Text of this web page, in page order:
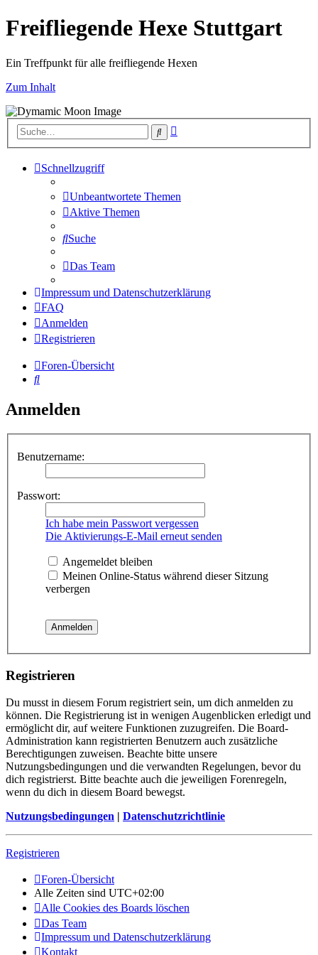
Freifliegende Hexe Stuttgart
Ein Treffpunkt für alle freifliegende Hexen
Zum Inhalt
Suche
Schnellzugriff
Unbeantwortete Themen
Aktive Themen
Suche
Das Team
Impressum und Datenschutzerklärung
FAQ
Anmelden
Registrieren
Foren-Übersicht
Suche
Anmelden
Benutzername:
Passwort:
Ich habe mein Passwort vergessen
Die Aktivierungs-E-Mail erneut senden
Angemeldet bleiben
Meinen Online-Status während dieser Sitzung
verbergen
Registrieren
Du musst in diesem Forum registriert sein, um dich anmelden zu
können. Die Registrierung ist in wenigen Augenblicken erledigt und
ermöglicht dir, auf weitere Funktionen zuzugreifen. Die Board-
Administration kann registrierten Benutzern auch zusätzliche
Berechtigungen zuweisen. Beachte bitte unsere
Nutzungsbedingungen und die verwandten Regelungen, bevor du
dich registrierst. Bitte beachte auch die jeweiligen Forenregeln,
wenn du dich in diesem Board bewegst.
Nutzungsbedingungen | Datenschutzrichtlinie
Registrieren
Foren-Übersicht
Alle Zeiten sind UTC+02:00
Alle Cookies des Boards löschen
Das Team
Impressum und Datenschutzerklärung
Kontakt